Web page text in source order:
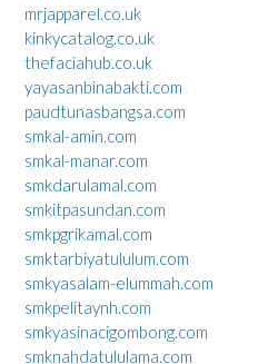
mrjapparel.co.uk
kinkycatalog.co.uk
thefaciahub.co.uk
yayasanbinabakti.com
paudtunasbangsa.com
smkal-amin.com
smkal-manar.com
smkdarulamal.com
smkitpasundan.com
smkpgrikamal.com
smktarbiyatululum.com
smkyasalam-elummah.com
smkpelitaynh.com
smkyasinacigombong.com
smknahdatululama.com